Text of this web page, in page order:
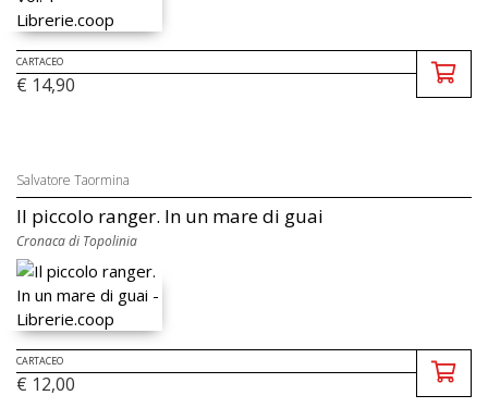
CARTACEO
€ 14,90
Salvatore Taormina
Il piccolo ranger. In un mare di guai
Cronaca di Topolinia
CARTACEO
€ 12,00